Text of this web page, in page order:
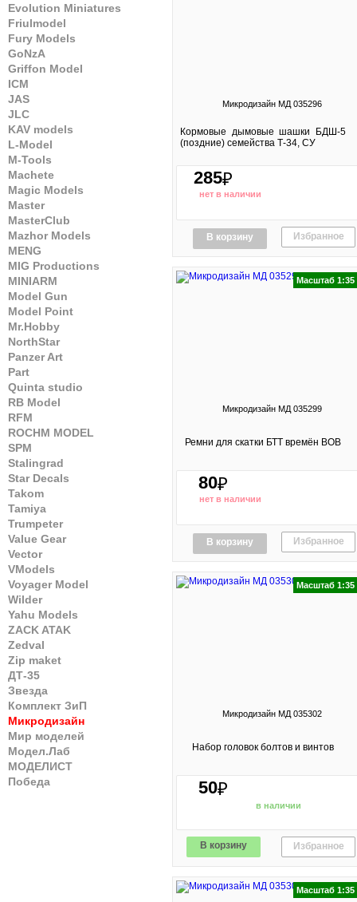
Evolution Miniatures
Friulmodel
Fury Models
GoNzA
Griffon Model
ICM
JAS
JLC
KAV models
L-Model
M-Tools
Machete
Magic Models
Master
MasterClub
Mazhor Models
MENG
MIG Productions
MINIARM
Model Gun
Model Point
Mr.Hobby
NorthStar
Panzer Art
Part
Quinta studio
RB Model
RFM
ROCHM MODEL
SPM
Stalingrad
Star Decals
Takom
Tamiya
Trumpeter
Value Gear
Vector
VModels
Voyager Model
Wilder
Yahu Models
ZACK ATAK
Zedval
Zip maket
ДТ-35
Звезда
Комплект ЗиП
Микродизайн
Мир моделей
Модел.Лаб
МОДЕЛИСТ
Победа
Микродизайн МД 035296
Кормовые дымовые шашки БДШ-5
(поздние) семейства Т-34, СУ
285₽
нет в наличии
В корзину Избранное
Масштаб 1:35
Микродизайн МД 035299
Ремни для скатки БТТ времён ВОВ
80₽
нет в наличии
В корзину Избранное
Масштаб 1:35
Микродизайн МД 035302
Набор головок болтов и винтов
50₽
в наличии
В корзину Избранное
Масштаб 1:35